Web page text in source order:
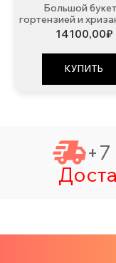
Большой
гортензией и
№555
14100,00₽
КУПИТЬ
+7